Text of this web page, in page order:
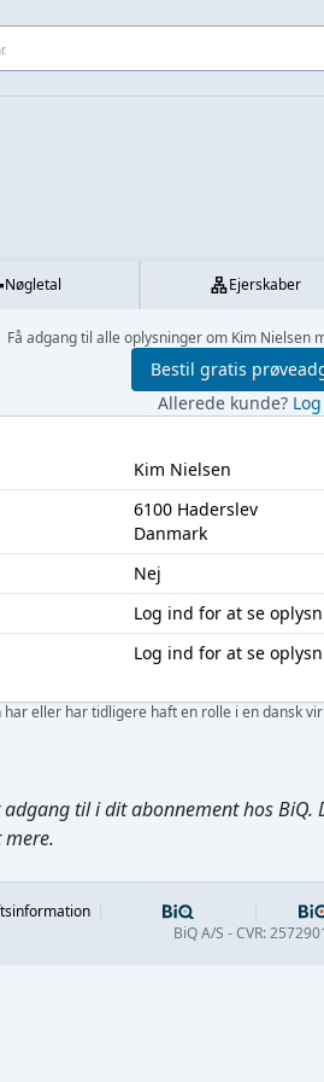
Nøgletal Ejerskaber
Få adgang til alle oplysninger om Kim Nielsen
Bestil gratis
Allerede kunde?
Kim Nielsen
6100 Haderslev
Danmark
Nej
Log ind for at se
Log ind for at se
har eller har tidligere haft en rolle i en dansk
til i dit abonnement hos BiQ.
BiQ A/S - CVR: